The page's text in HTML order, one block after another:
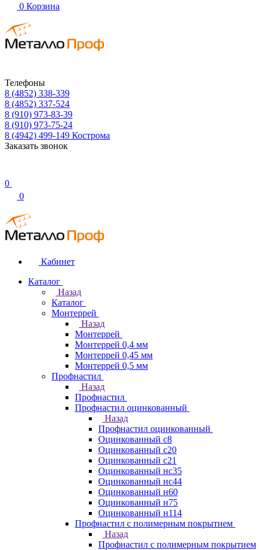
0 Корзина
Телефоны
8 (4852) 338-339
8 (4852) 337-524
8 (910) 973-83-39
8 (910) 973-75-24
8 (4942) 499-149 Кострома
Заказать звонок
0
0
Кабинет
Каталог
Назад
Каталог
Монтеррей
Назад
Монтеррей
Монтеррей 0,4 мм
Монтеррей 0,45 мм
Монтеррей 0,5 мм
Профнастил
Назад
Профнастил
Профнастил оцинкованный
Назад
Профнастил оцинкованный
Оцинкованный с8
Оцинкованный с20
Оцинкованный с21
Оцинкованный нс35
Оцинкованный нс44
Оцинкованный н60
Оцинкованный н75
Оцинкованный н114
Профнастил с полимерным покрытием
Назад
Профнастил с полимерным покрытием